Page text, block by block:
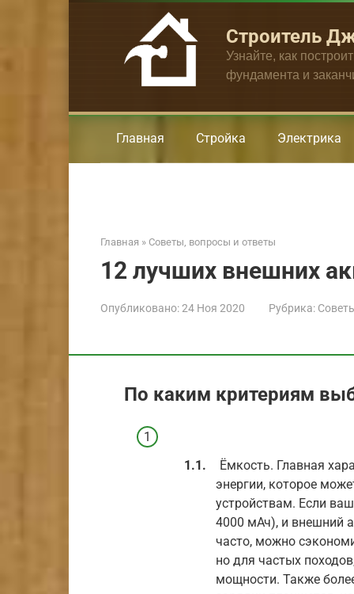
Строитель
Узнайте, как
фундамента и
Главная Стройка Электрика
Главная » Советы, вопросы и ответы
12 лучших внешних
Опубликовано:24 Ноя 2020 Рубрика:
По каким критериям
Ёмкость. Главная
энергии, которое
устройствам. Если
4000 мАч), и внешний
часто, можно
но для частых
мощности. Также